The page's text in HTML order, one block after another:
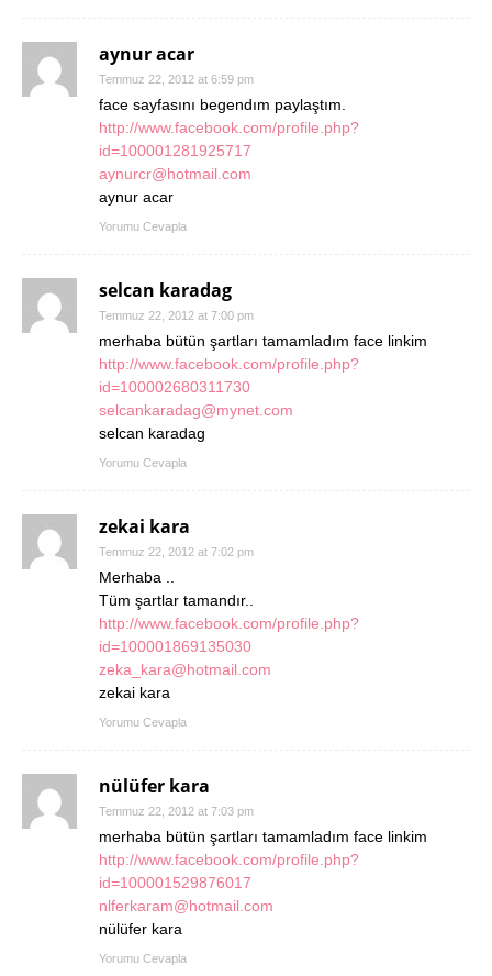
aynur acar
Temmuz 22, 2012 at 6:59 pm
face sayfasını begendım paylaştım.
http://www.facebook.com/profile.php?
id=100001281925717
aynurcr@hotmail.com
aynur acar
Yorumu Cevapla
selcan karadag
Temmuz 22, 2012 at 7:00 pm
merhaba bütün şartları tamamladım face linkim
http://www.facebook.com/profile.php?
id=100002680311730
selcankaradag@mynet.com
selcan karadag
Yorumu Cevapla
zekai kara
Temmuz 22, 2012 at 7:02 pm
Merhaba ..
Tüm şartlar tamandır..
http://www.facebook.com/profile.php?
id=100001869135030
zeka_kara@hotmail.com
zekai kara
Yorumu Cevapla
nülüfer kara
Temmuz 22, 2012 at 7:03 pm
merhaba bütün şartları tamamladım face linkim
http://www.facebook.com/profile.php?
id=100001529876017
nlferkaram@hotmail.com
nülüfer kara
Yorumu Cevapla